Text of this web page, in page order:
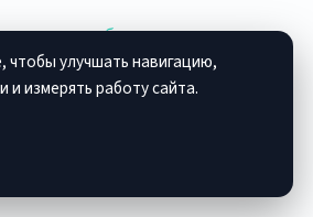
как выбрать стратегию
5 шагов к здоровой коже
пошаговое руководство
чтобы улучшать навигацию,
и измерять работу сайта.